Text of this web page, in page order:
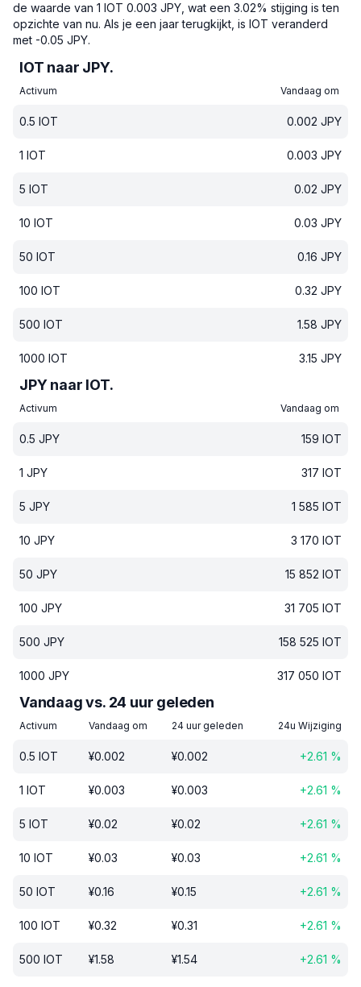
de waarde van 1 IOT 0.003 JPY, wat een 3.02% stijging is ten
opzichte van nu. Als je een jaar terugkijkt, is IOT veranderd
met -0.05 JPY.
IOT naar JPY.
Activum Vandaag om
0.5 IOT 0.002 JPY
1 IOT 0.003 JPY
5 IOT 0.02 JPY
10 IOT 0.03 JPY
50 IOT 0.16 JPY
100 IOT 0.32 JPY
500 IOT 1.58 JPY
1000 IOT 3.15 JPY
JPY naar IOT.
Activum Vandaag om
0.5 JPY 159 IOT
1 JPY 317 IOT
5 JPY 1 585 IOT
10 JPY 3 170 IOT
50 JPY 15 852 IOT
100 JPY 31 705 IOT
500 JPY 158 525 IOT
1000 JPY 317 050 IOT
Vandaag vs. 24 uur geleden
Activum Vandaag om 24 uur geleden 24u Wijziging
0.5 IOT ¥0.002 ¥0.002 +2.61 %
1 IOT ¥0.003 ¥0.003 +2.61 %
5 IOT ¥0.02 ¥0.02 +2.61 %
10 IOT ¥0.03 ¥0.03 +2.61 %
50 IOT ¥0.16 ¥0.15 +2.61 %
100 IOT ¥0.32 ¥0.31 +2.61 %
500 IOT ¥1.58 ¥1.54 +2.61 %